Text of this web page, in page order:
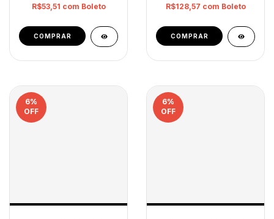
R$53,51 com Boleto R$128,57 com Boleto
6%
OFF
6%
OFF